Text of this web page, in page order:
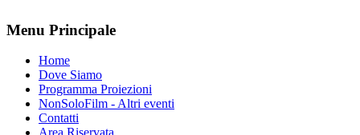
Menu Principale
Home
Dove Siamo
Programma Proiezioni
NonSoloFilm - Altri eventi
Contatti